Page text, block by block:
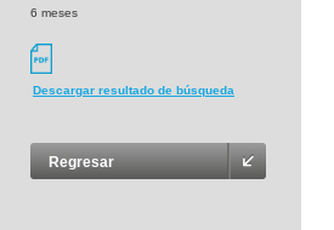
6 meses
Descargar resultado de búsqueda
Regresar